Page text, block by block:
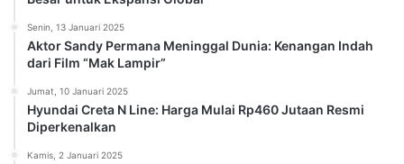
Senin, 13 Januari 2025
Aktor Sandy Permana Meninggal Dunia: Kenangan Indah
dari Film “Mak Lampir”
Jumat, 10 Januari 2025
Hyundai Creta N Line: Harga Mulai Rp460 Jutaan Resmi
Diperkenalkan
Kamis, 2 Januari 2025